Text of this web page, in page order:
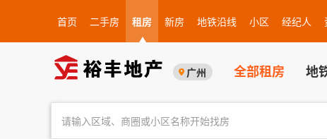
首页 二手房 租房 新房 地铁沿线 小区 经纪人
广州 全部租房 地